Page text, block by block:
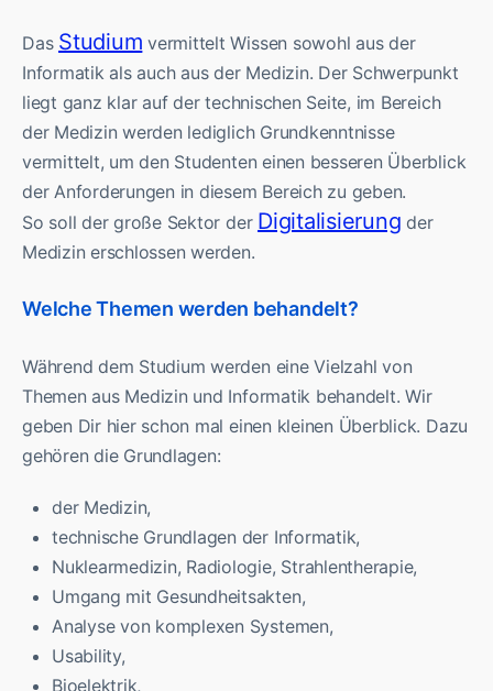
Das Studium vermittelt Wissen sowohl aus der
Informatik als auch aus der Medizin. Der Schwerpunkt
liegt ganz klar auf der technischen Seite, im Bereich
der Medizin werden lediglich Grundkenntnisse
vermittelt, um den Studenten einen besseren Überblick
der Anforderungen in diesem Bereich zu geben.
So soll der große Sektor der Digitalisierung der
Medizin erschlossen werden.
Welche Themen werden behandelt?
Während dem Studium werden eine Vielzahl von
Themen aus Medizin und Informatik behandelt. Wir
geben Dir hier schon mal einen kleinen Überblick. Dazu
gehören die Grundlagen:
der Medizin,
technische Grundlagen der Informatik,
Nuklearmedizin, Radiologie, Strahlentherapie,
Umgang mit Gesundheitsakten,
Analyse von komplexen Systemen,
Usability,
Bioelektrik,